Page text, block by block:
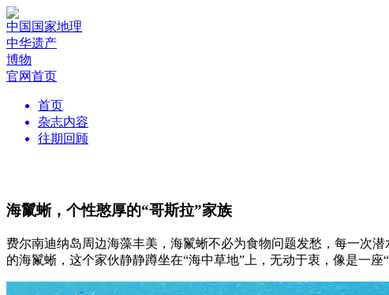
中国国家地理
中华遗产
博物
官网首页
首页
杂志内容
往期回顾
海鬣蜥，个性憨厚的“哥斯拉”家族
费尔南迪纳岛周边海藻丰美，海鬣蜥不必为食物问题发愁，每一次
的海鬣蜥，这个家伙静静蹲坐在“海中草地”上，无动于衷，像是一座“